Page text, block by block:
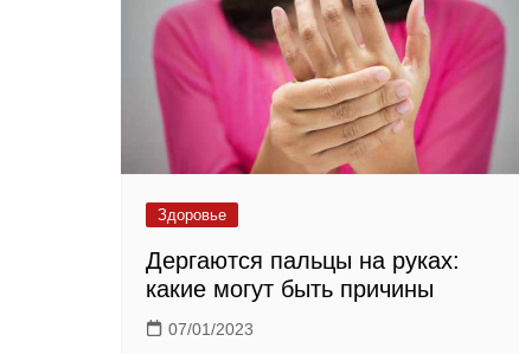
Здоровье
Дергаются пальцы на руках:
какие могут быть причины
07/01/2023